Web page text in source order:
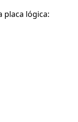
placa lógica: